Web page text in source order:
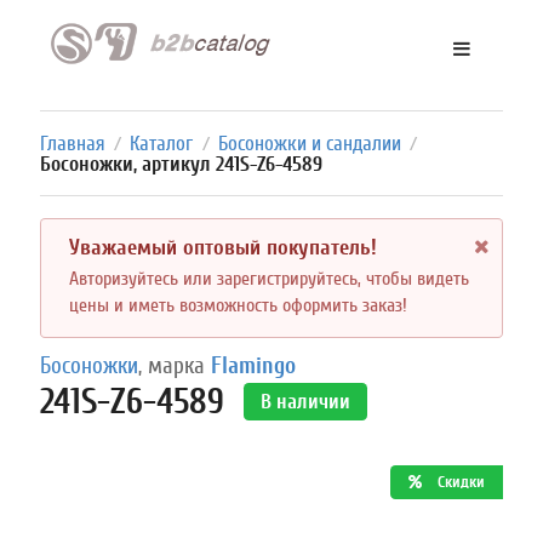
Главная / Каталог / Босоножки и сандалии /
Босоножки, артикул 241S-Z6-4589
Уважаемый оптовый покупатель!
Авторизуйтесь или зарегистрируйтесь, чтобы видеть
цены и иметь возможность оформить заказ!
Босоножки, марка Flamingo
241S-Z6-4589 В наличии
Скидки